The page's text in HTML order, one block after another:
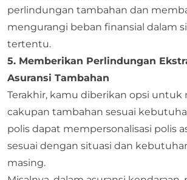
perlindungan tambahan dan
mengurangi beban finansial dalam
tertentu.
5. Memberikan Perlindungan
Asuransi Tambahan
Terakhir, kamu diberikan opsi untuk
cakupan tambahan sesuai
polis dapat mempersonalisasi polis
sesuai dengan situasi dan
masing.